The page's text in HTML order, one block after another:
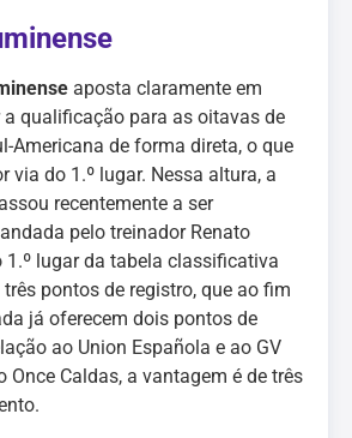
aposta claramente em
qualificação para as oitavas de
Americana de forma direta, o que
via do 1.º lugar. Nessa altura, a
recentemente a ser
pelo treinador Renato
1.º lugar da tabela classificativa
três pontos de registro, que ao fim
já oferecem dois pontos de
ao Union Española e ao GV
Once Caldas, a vantagem é de três